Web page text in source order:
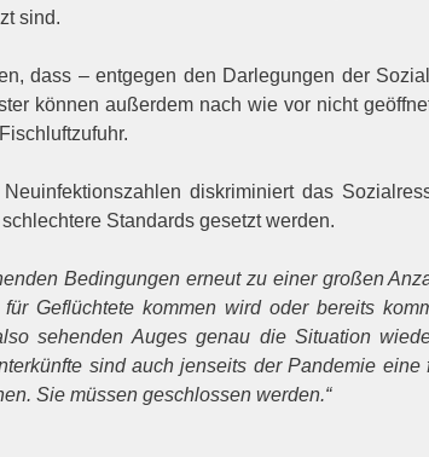
sind.
dass – entgegen den Darlegungen der
können außerdem nach wie vor nicht
diskriminiert das
Standards gesetzt werden.
Bedingungen erneut zu einer großen
Geflüchtete kommen wird oder bereits
sehenden Auges genau die Situation
sind auch jenseits der Pandemie eine
Sie müssen geschlossen werden.“